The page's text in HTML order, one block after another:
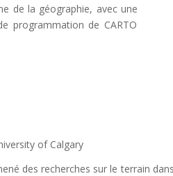
de la géographie, avecune
programmation de CARTO
of Calgary
des recherches sur le terrain